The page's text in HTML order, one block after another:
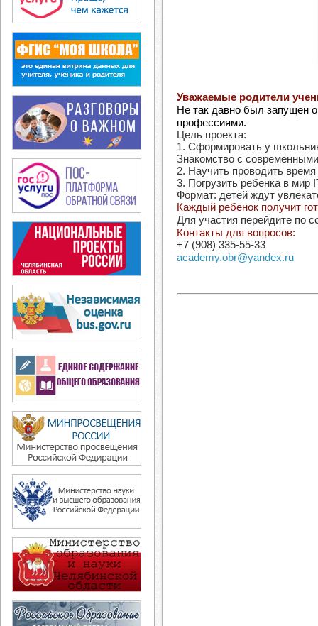
Уважаемые родители
Не так давно был запущен
профессиями.
Цель проекта:
1. Сформировать у
Знакомство с
2. Научить проводить
3. Погрузить ребенка в мир
Формат: детей ждут
Каждый ребенок получит
Для участия перейдите по
Контакты для вопросов:
+7 (908) 335-55-33
academy.obr@yandex.ru